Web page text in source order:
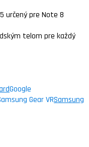
určený pre Note 8
telom pre každý
Google
Gear VRSamsung